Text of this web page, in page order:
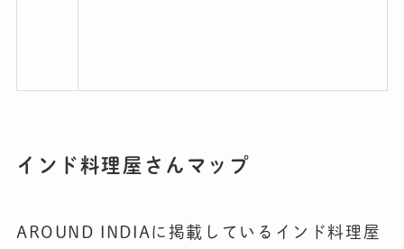
インド料理屋さんマップ
AROUND INDIAに掲載しているインド料理屋